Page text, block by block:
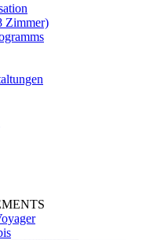
Zimmer)